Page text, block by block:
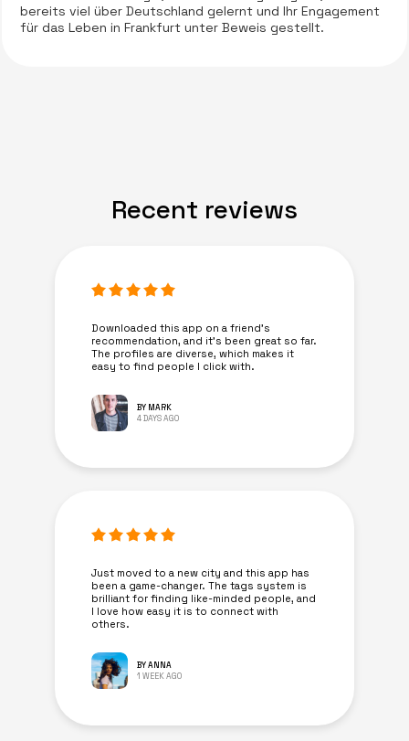
bereits viel über Deutschland gelernt und Ihr Engagement
für das Leben in Frankfurt unter Beweis gestellt.
Recent reviews
Downloaded this app on a friend's
recommendation, and it’s been great so far.
The profiles are diverse, which makes it
easy to find people I click with.
BY MARK
4 DAYS AGO
Just moved to a new city and this app has
been a game-changer. The tags system is
brilliant for finding like-minded people, and
I love how easy it is to connect with
others.
BY ANNA
1 WEEK AGO